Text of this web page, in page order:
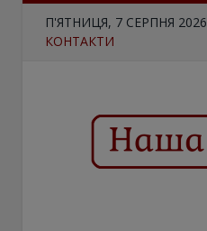
П'ЯТНИЦЯ, 7 СЕРПНЯ 2026
КОНТАКТИ